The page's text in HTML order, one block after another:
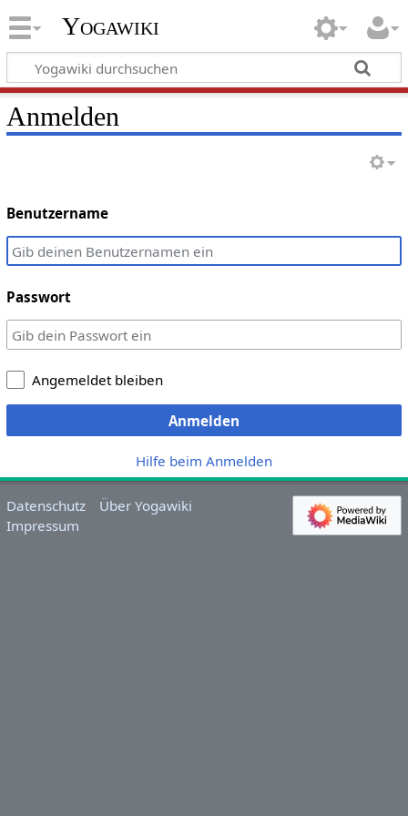
Yogawiki
Anmelden
Benutzername
Passwort
Angemeldet bleiben
Anmelden
Hilfe beim Anmelden
Datenschutz
Über Yogawiki
Impressum